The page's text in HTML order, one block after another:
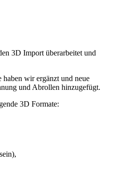
3D Import überarbeitet und
wir ergänzt und neue
und Abrollen hinzugefügt.
3D Formate: